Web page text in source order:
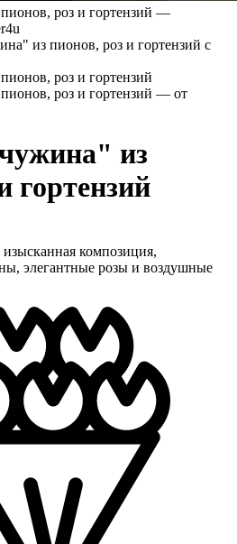
из
гортензий
композиция,
элегантные розы и воздушные